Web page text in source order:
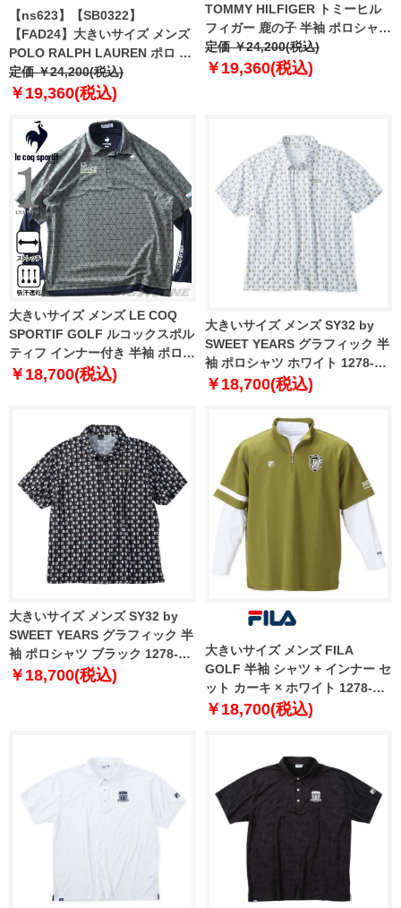
【ns623】【SB0322】
【FAD24】大きいサイズ メンズ
POLO RALPH LAUREN ポロ ラ
ルフローレン ビッグロゴ刺繍 鹿
の子 半袖 ポロシャツ USA直輸入
定価 ￥24,200(税込)
￥19,360(税込)
TOMMY HILFIGER トミーヒル
フィガー 鹿の子 半袖 ポロシャツ
USA直輸入 mw0mw42769
定価 ￥24,200(税込)
￥19,360(税込)
大きいサイズ メンズ LE COQ
SPORTIF GOLF ルコックスポル
ティフ インナー付き 半袖 ポロシ
ャツ ゴルフウェア ストレッチ 吸
￥18,700(税込)
大きいサイズ メンズ SY32 by
SWEET YEARS グラフィック 半
袖 ポロシャツ ホワイト 1278-
6276-1 3L 4L 5L 6L
￥18,700(税込)
大きいサイズ メンズ SY32 by
SWEET YEARS グラフィック 半
袖 ポロシャツ ブラック 1278-
6276-2 3L 4L 5L 6L
￥18,700(税込)
大きいサイズ メンズ FILA
GOLF 半袖 シャツ + インナー セ
ット カーキ × ホワイト 1278-
3320-2 3L 4L 5L 6L
￥18,700(税込)